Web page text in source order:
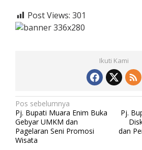
Post Views: 301
Ikuti Kami
N
a
v
Pos sebelumnya
Pj. Bupati Muara Enim Buka
Gebyar UMKM dan
Pagelaran Seni Promosi
Wisata
Pj.
dan